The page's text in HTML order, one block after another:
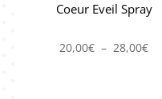
Coeur Eveil Spray
20,00€ – 28,00€